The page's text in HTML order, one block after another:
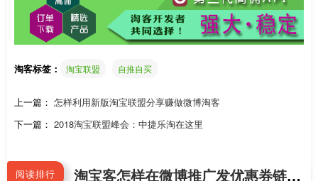
淘客标签： 淘宝联盟 自推自买
上一篇： 怎样利用新版淘宝联盟分享赚做微博淘客
下一篇： 2018淘宝联盟峰会：中捷乐淘在这里
阅读排行 淘宝客怎样在微博推广发优惠券链接不会被屏蔽拦截？手机新浪微博APP怎么直接跳到淘宝APP领券？